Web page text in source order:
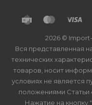
2026 ©
Вся представленная
технических
товаров, носит
условиях не является
положениями Статьи
Нажатие на кнопку